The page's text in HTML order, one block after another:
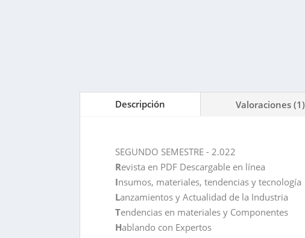
Descripción Valoraciones (1)
SEGUNDO SEMESTRE - 2.022
Revista en PDF Descargable en línea
Insumos, materiales, tendencias y tecnología
Lanzamientos y Actualidad de la Industria
Tendencias en materiales y Componentes
Hablando con Expertos